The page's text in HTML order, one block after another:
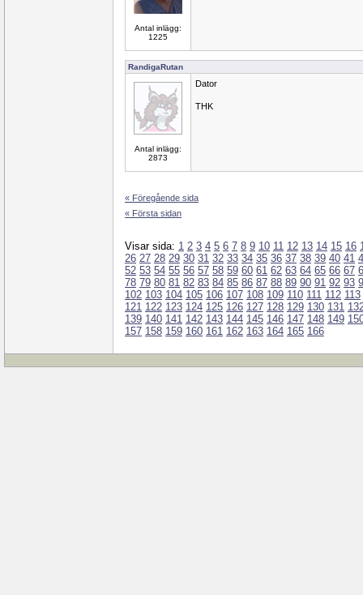
Antal inlägg:
1225
RandigaRutan
Antal inlägg:
2873
Dator
THK
« Föregående sida
« Första sidan
Visar sida: 1 2 3 4 5 6 7 8 9 10 11 12 13 14 15 16
26 27 28 29 30 31 32 33 34 35 36 37 38 39 40 41
52 53 54 55 56 57 58 59 60 61 62 63 64 65 66 67
78 79 80 81 82 83 84 85 86 87 88 89 90 91 92 93
102 103 104 105 106 107 108 109 110 111 112 113
121 122 123 124 125 126 127 128 129 130 131
139 140 141 142 143 144 145 146 147 148 149
157 158 159 160 161 162 163 164 165 166